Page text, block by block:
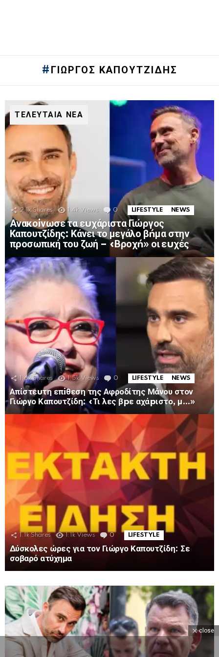
ΓΙΏΡΓΟΣ ΚΑΠΟΥΤΖΊΔΗΣ
ΤΕΛΕΥΤΑΙΑ ΝΕΑ
2.1k Shares 1.4k Views 0 Comments
LIFESTYLE NEWS
Ανακοiνωσε τα εuχάριστα Γιώργος
Καπουτζίδης: Κάνει το μεγάλο βńμα στην
προσωπική του ζωή – «Βροχń» οι εuχές
1.6k Shares 1.5k Views 0 Comments
LIFESTYLE NEWS
Απίστεuτη επiθεση της Αφροδίτης Μάνου στον
Γιώργο Καπουτζίδη: «Τι λες βpε αχάpιστο, μ…»
1.1k Shares 1.1k Views 0 Comments
LIFESTYLE
Δύσκολες ώρες για τον Γιώργο Καπουτζίδη: Σε
σοβαρό ατύχημα
MORE
STORIES
close